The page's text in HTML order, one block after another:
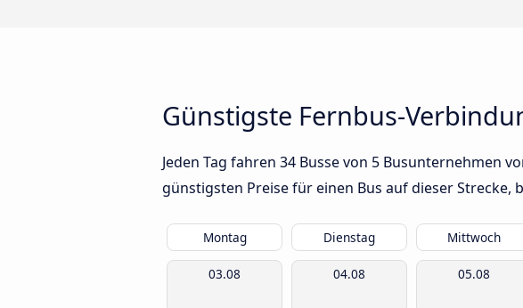
Günstigste Fernbus-
Jeden Tag fahren 34 Busse von 5 Busunternehmen
günstigsten Preise für einen Bus auf dieser Strecke,
Montag Dienstag Mittwoch
03.08 04.08 05.08